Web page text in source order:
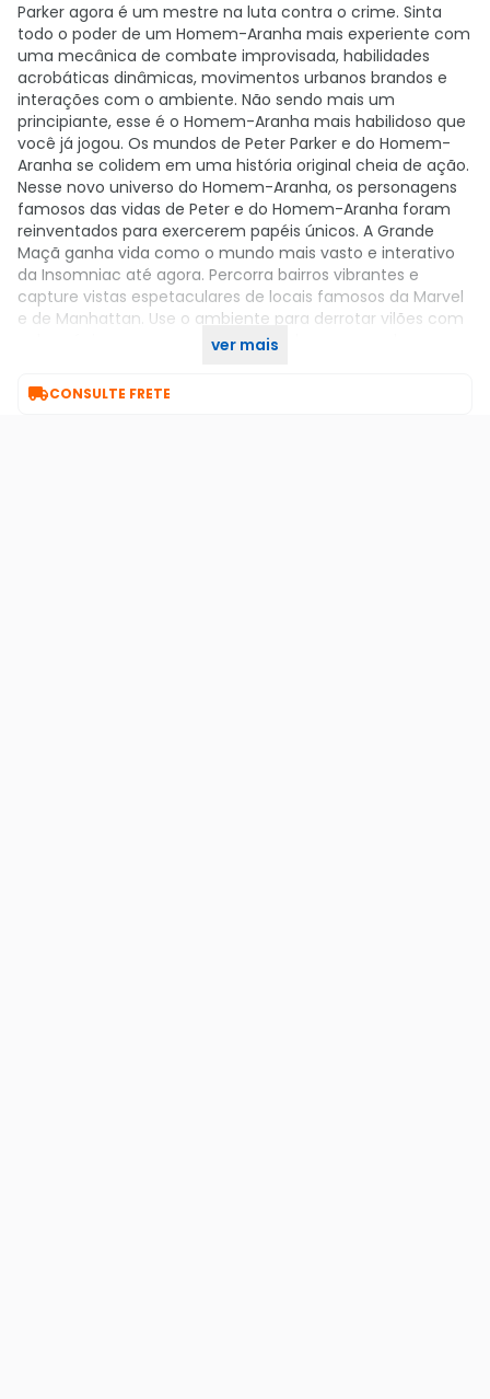
Parker agora é um mestre na luta contra o crime. Sinta
todo o poder de um Homem-Aranha mais experiente com
uma mecânica de combate improvisada, habilidades
acrobáticas dinâmicas, movimentos urbanos brandos e
interações com o ambiente. Não sendo mais um
principiante, esse é o Homem-Aranha mais habilidoso que
você já jogou. Os mundos de Peter Parker e do Homem-
Aranha se colidem em uma história original cheia de ação.
Nesse novo universo do Homem-Aranha, os personagens
famosos das vidas de Peter e do Homem-Aranha foram
reinventados para exercerem papéis únicos. A Grande
Maçã ganha vida como o mundo mais vasto e interativo
da Insomniac até agora. Percorra bairros vibrantes e
capture vistas espetaculares de locais famosos da Marvel
e de Manhattan. Use o ambiente para derrotar vilões com
golpes épicos em uma ação digna de sucessos de
ver mais
CONSULTE FRETE